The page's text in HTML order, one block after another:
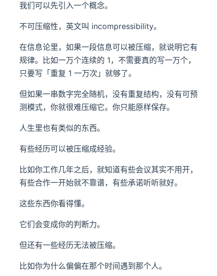
我们可以先引入一个概念。
不可压缩性，英文叫 incompressibility。
在信息论里，如果一段信息可以被压缩，就说明它有
规律。比如一万个连续的 1，不需要真的写一万个，
只要写「重复 1 一万次」就够了。
但如果一串数字完全随机，没有重复结构，没有可预
测模式，你就很难压缩它。你只能原样保存。
人生里也有类似的东西。
有些经历可以被压缩成经验。
比如你工作几年之后，就知道有些会议其实不用开，
有些合作一开始就不靠谱，有些承诺听听就好。
这些东西你看得懂。
它们会变成你的判断力。
但还有一些经历无法被压缩。
比如你为什么偏偏在那个时间遇到那个人。